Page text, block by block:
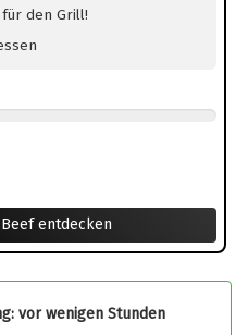
den Grill!
entdecken
vor wenigen Stunden